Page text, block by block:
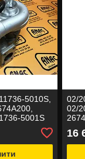
5010S,
5001S
02/
02/
JCB
16